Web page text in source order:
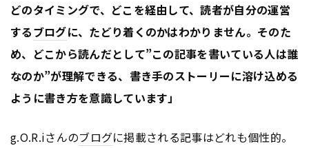
どのタイミングで、どこを経由して、読者が自分の運営
するブログに、たどり着くのかはわかりません。そのた
め、どこから読んだとして”この記事を書いている人は誰
なのか”が理解できる、書き手のストーリーに溶け込める
ように書き方を意識しています」
g.O.R.iさんのブログに掲載される記事はどれも個性的。